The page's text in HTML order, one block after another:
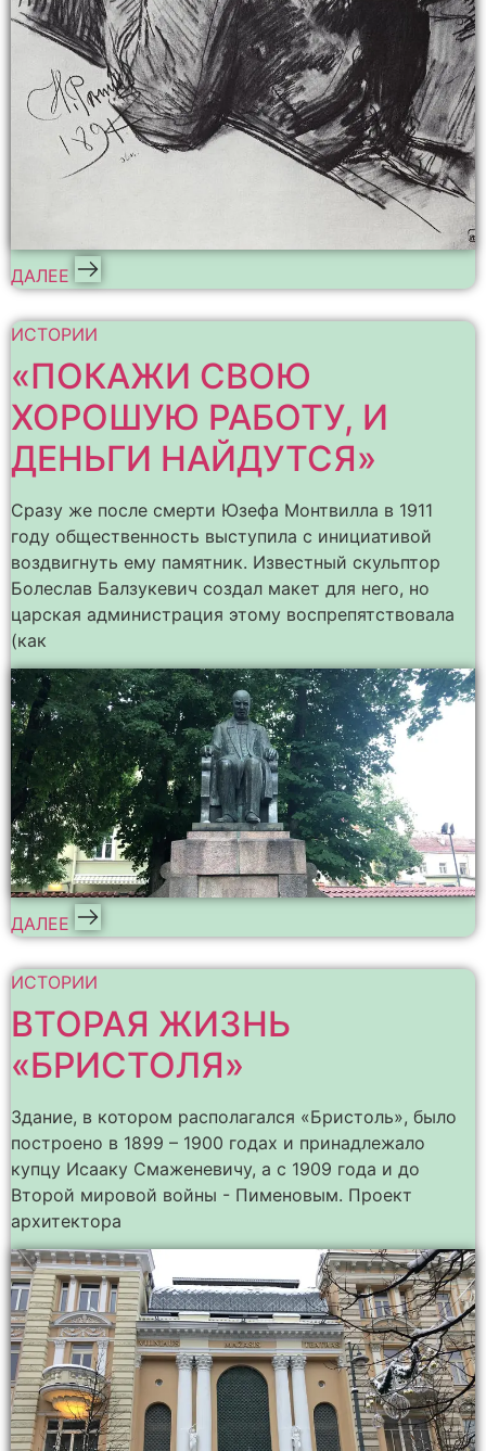
ДАЛЕЕ
ИСТОРИИ
«ПОКАЖИ СВОЮ
ХОРОШУЮ РАБОТУ, И
ДЕНЬГИ НАЙДУТСЯ»
Сразу же после смерти Юзефа Монтвилла в 1911
году общественность выступила с инициативой
воздвигнуть ему памятник. Известный скульптор
Болеслав Балзукевич создал макет для него, но
царская администрация этому воспрепятствовала
(как
ДАЛЕЕ
ИСТОРИИ
ВТОРАЯ ЖИЗНЬ
«БРИСТОЛЯ»
Здание, в котором располагался «Бристоль», было
построено в 1899 – 1900 годах и принадлежало
купцу Исааку Смаженевичу, а с 1909 года и до
Второй мировой войны - Пименовым. Проект
архитектора